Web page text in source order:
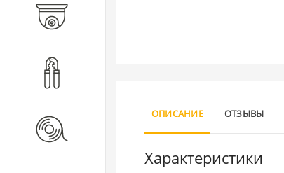
ОПИСАНИЕ ОТЗЫВЫ
Характеристики